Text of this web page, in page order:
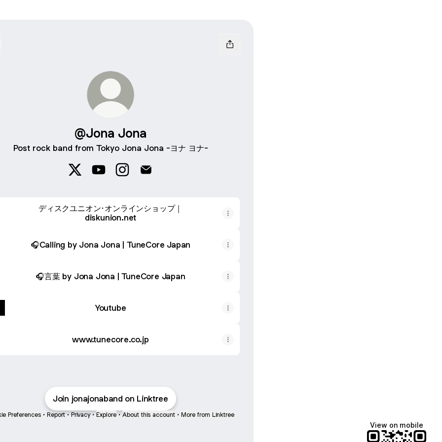
@Jona Jona
ㅤPost rock band from Tokyoㅤ Jona Jona -ヨナ ヨナ-
ディスクユニオン･オンラインショップ｜
diskunion.net
🎧Calling by Jona Jona | TuneCore Japan
🎧言葉 by Jona Jona | TuneCore Japan
Youtube
www.tunecore.co.jp
Join jonajonaband on Linktree
Preferences • Report • Privacy • Explore • About this account • More from Linktree
View on mobile